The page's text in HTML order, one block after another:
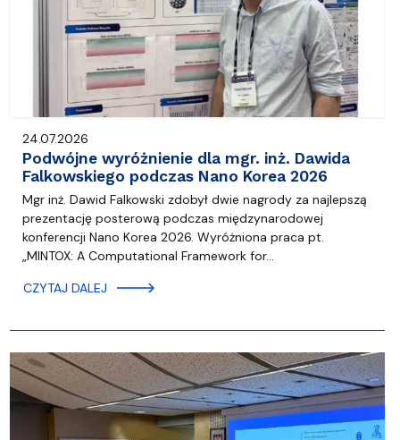
24.07.2026
Podwójne wyróżnienie dla mgr. inż. Dawida
Falkowskiego podczas Nano Korea 2026
Mgr inż. Dawid Falkowski zdobył dwie nagrody za najlepszą
prezentację posterową podczas międzynarodowej
konferencji Nano Korea 2026. Wyróżniona praca pt.
„MINTOX: A Computational Framework for…
CZYTAJ DALEJ